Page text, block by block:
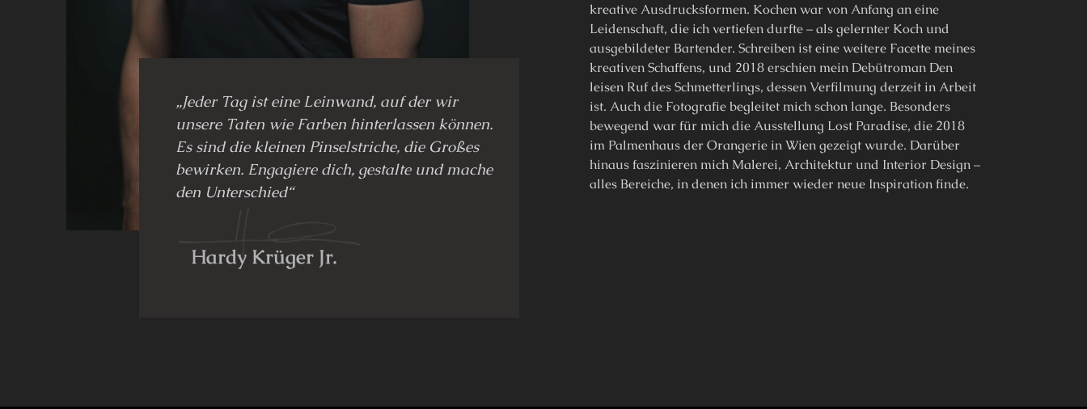
„Jeder Tag ist eine Leinwand, auf der wir
unsere Taten wie Farben hinterlassen können.
Es sind die kleinen Pinselstriche, die Großes
bewirken. Engagiere dich, gestalte und mache
den Unterschied“
Hardy Krüger Jr.
kreative Ausdrucksformen. Kochen war von Anfang an eine
Leidenschaft, die ich vertiefen durfte – als gelernter Koch und
ausgebildeter Bartender. Schreiben ist eine weitere Facette meines
kreativen Schaffens, und 2018 erschien mein Debütroman Den
leisen Ruf des Schmetterlings, dessen Verfilmung derzeit in Arbeit
ist. Auch die Fotografie begleitet mich schon lange. Besonders
bewegend war für mich die Ausstellung Lost Paradise, die 2018
im Palmenhaus der Orangerie in Wien gezeigt wurde. Darüber
hinaus faszinieren mich Malerei, Architektur und Interior Design –
alles Bereiche, in denen ich immer wieder neue Inspiration finde.